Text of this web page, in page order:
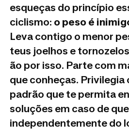
esqueças do princípio
ciclismo: o peso é
Leva contigo o menor
teus joelhos e
ão por isso. Parte com
que conheças. Privilegia
padrão que te permita
soluções em caso de
independentemente do